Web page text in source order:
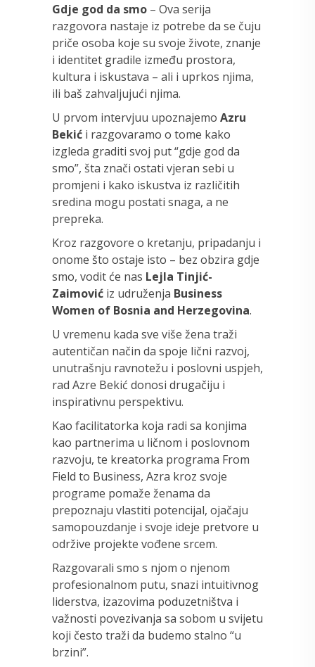
Gdje god da smo – Ova serija
razgovora nastaje iz potrebe da se čuju
priče osoba koje su svoje živote, znanje
i identitet gradile između prostora,
kultura i iskustava – ali i uprkos njima,
ili baš zahvaljujući njima.
U prvom intervjuu upoznajemo Azru
Bekić i razgovaramo o tome kako
izgleda graditi svoj put “gdje god da
smo”, šta znači ostati vjeran sebi u
promjeni i kako iskustva iz različitih
sredina mogu postati snaga, a ne
prepreka.
Kroz razgovore o kretanju, pripadanju i
onome što ostaje isto – bez obzira gdje
smo, vodit će nas Lejla Tinjić-
Zaimović iz udruženja Business
Women of Bosnia and Herzegovina.
U vremenu kada sve više žena traži
autentičan način da spoje lični razvoj,
unutrašnju ravnotežu i poslovni uspjeh,
rad Azre Bekić donosi drugačiju i
inspirativnu perspektivu.
Kao facilitatorka koja radi sa konjima
kao partnerima u ličnom i poslovnom
razvoju, te kreatorka programa From
Field to Business, Azra kroz svoje
programe pomaže ženama da
prepoznaju vlastiti potencijal, ojačaju
samopouzdanje i svoje ideje pretvore u
održive projekte vođene srcem.
Razgovarali smo s njom o njenom
profesionalnom putu, snazi intuitivnog
liderstva, izazovima poduzetništva i
važnosti povezivanja sa sobom u svijetu
koji često traži da budemo stalno “u
brzini”.